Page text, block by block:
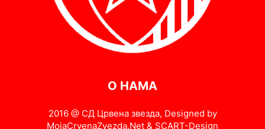
О НАМА
2016 @ СД Црвена звезда, Designed by
MojaCrvenaZvezda.Net & SCART-Design